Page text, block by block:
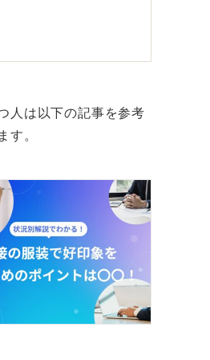
す。
身でチェックし、
ん。
もの（お尻が隠れ
人は以下の記事を参考
す。